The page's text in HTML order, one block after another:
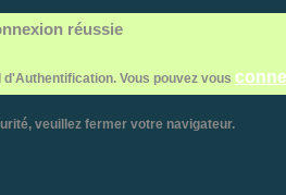
réussie
Vous pouvez vous
veuillez fermer votre navigateur.